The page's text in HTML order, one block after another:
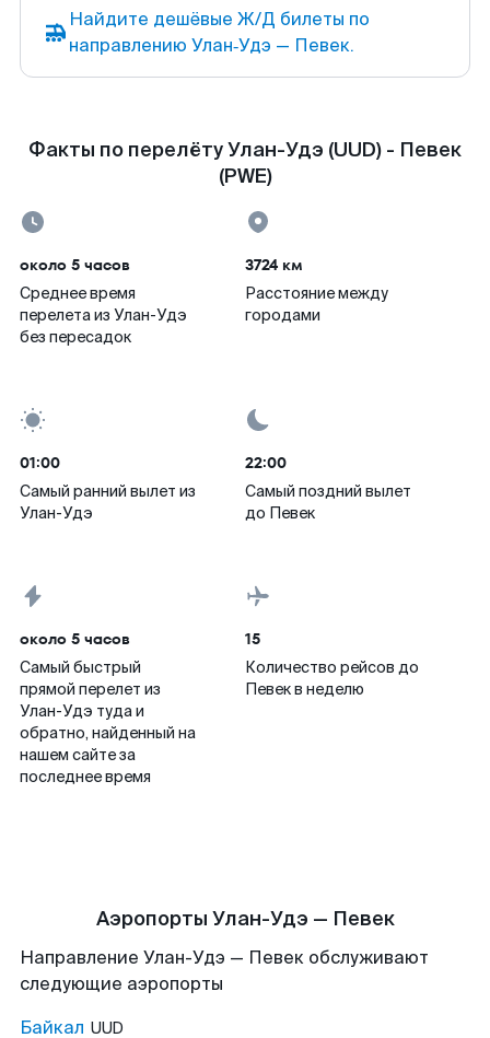
Найдите дешёвые Ж/Д билеты по
направлению Улан‑Удэ — Певек.
Факты по перелёту Улан-Удэ (UUD) - Певек
(PWE)
около 5 часов
Среднее время
перелета из Улан-Удэ
без пересадок
3724 км
Расстояние между
городами
01:00
Самый ранний вылет из
Улан-Удэ
22:00
Самый поздний вылет
до Певек
около 5 часов
Самый быстрый
прямой перелет из
Улан-Удэ туда и
обратно, найденный на
нашем сайте за
последнее время
15
Количество рейсов до
Певек в неделю
Аэропорты Улан-Удэ — Певек
Направление Улан-Удэ — Певек обслуживают
следующие аэропорты
Байкал UUD